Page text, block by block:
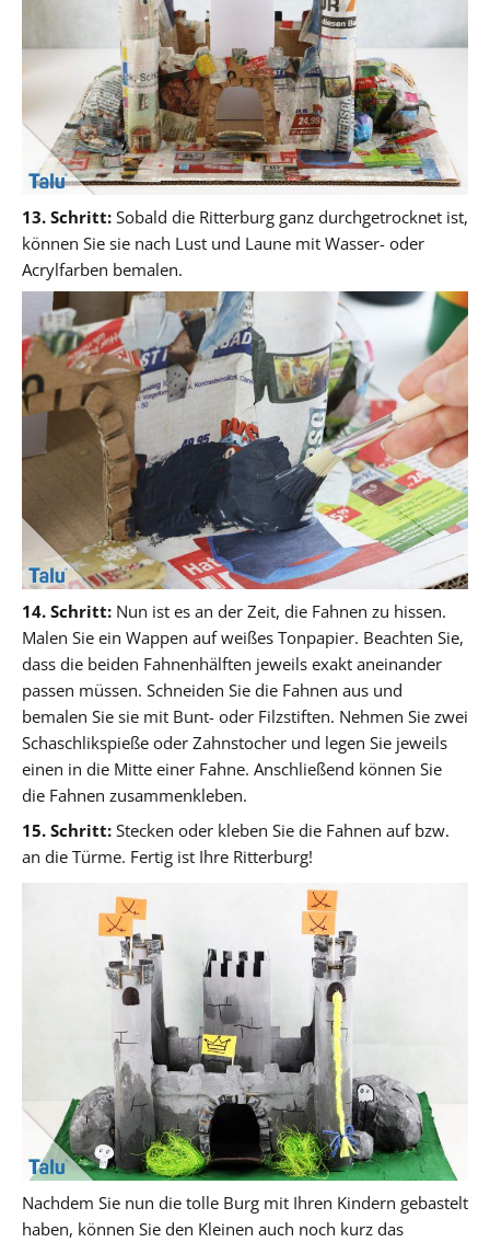
13. Schritt: Sobald die Ritterburg ganz durchgetrocknet ist,
können Sie sie nach Lust und Laune mit Wasser- oder
Acrylfarben bemalen.
14. Schritt: Nun ist es an der Zeit, die Fahnen zu hissen.
Malen Sie ein Wappen auf weißes Tonpapier. Beachten Sie,
dass die beiden Fahnenhälften jeweils exakt aneinander
passen müssen. Schneiden Sie die Fahnen aus und
bemalen Sie sie mit Bunt- oder Filzstiften. Nehmen Sie zwei
Schaschlikspieße oder Zahnstocher und legen Sie jeweils
einen in die Mitte einer Fahne. Anschließend können Sie
die Fahnen zusammenkleben.
15. Schritt: Stecken oder kleben Sie die Fahnen auf bzw.
an die Türme. Fertig ist Ihre Ritterburg!
Nachdem Sie nun die tolle Burg mit Ihren Kindern gebastelt
haben, können Sie den Kleinen auch noch kurz das